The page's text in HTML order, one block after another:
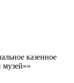
казенное
музей»»